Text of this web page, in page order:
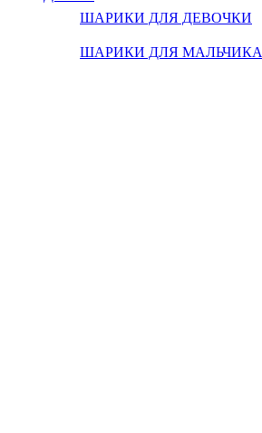
ШАРИКИ ДЛЯ ДЕВОЧКИ
ШАРИКИ ДЛЯ МАЛЬЧИКА